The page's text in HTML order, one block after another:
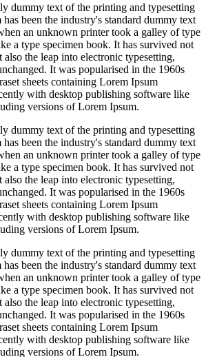
dummy text of the printing and typesetting
been the industry's standard dummy text
an unknown printer took a galley of type
a type specimen book. It has survived not
the leap into electronic typesetting,
It was popularised in the 1960s
sheets containing Lorem Ipsum
with desktop publishing software like
versions of Lorem Ipsum.
dummy text of the printing and typesetting
been the industry's standard dummy text
an unknown printer took a galley of type
a type specimen book. It has survived not
the leap into electronic typesetting,
It was popularised in the 1960s
sheets containing Lorem Ipsum
with desktop publishing software like
versions of Lorem Ipsum.
dummy text of the printing and typesetting
been the industry's standard dummy text
an unknown printer took a galley of type
a type specimen book. It has survived not
the leap into electronic typesetting,
It was popularised in the 1960s
sheets containing Lorem Ipsum
with desktop publishing software like
versions of Lorem Ipsum.